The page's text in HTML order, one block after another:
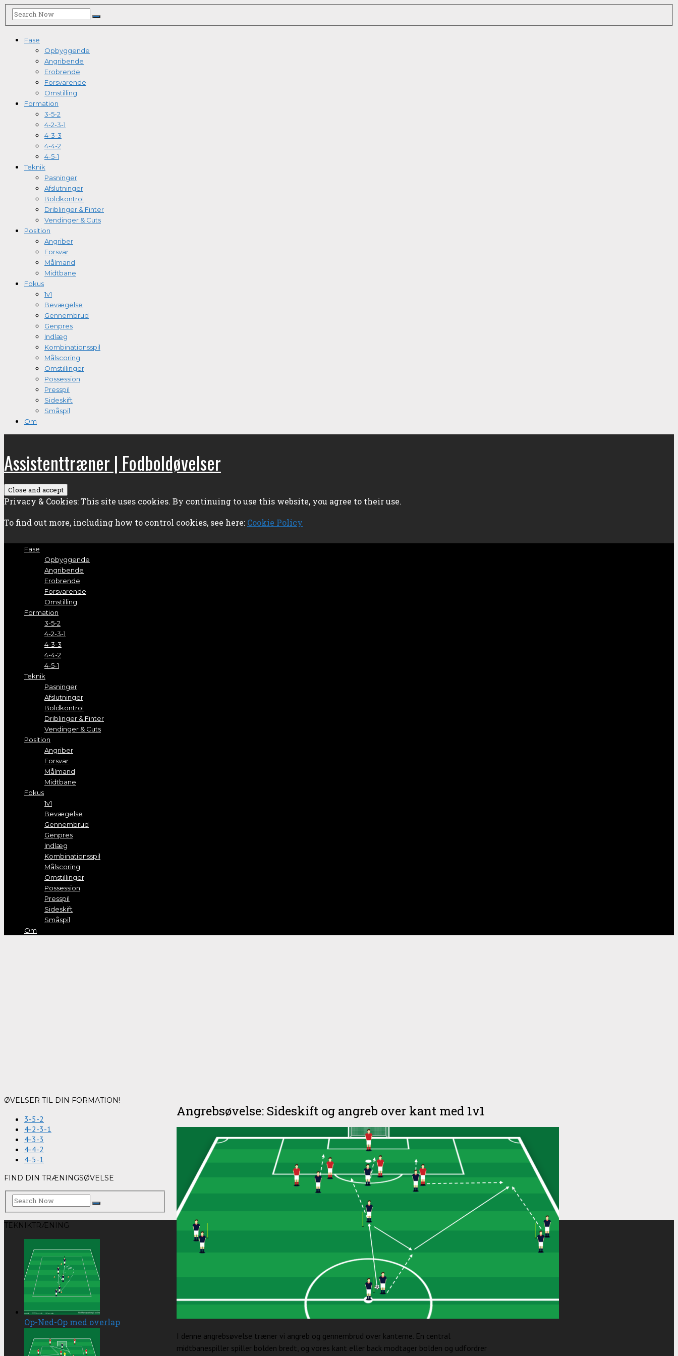
Fase
Opbyggende
Angribende
Erobrende
Forsvarende
Omstilling
Formation
3-5-2
4-2-3-1
4-3-3
4-4-2
4-5-1
Teknik
Pasninger
Afslutninger
Boldkontrol
Driblinger & Finter
Vendinger & Cuts
Position
Angriber
Forsvar
Målmand
Midtbane
Fokus
1v1
Bevægelse
Gennembrud
Genpres
Indlæg
Kombinationsspil
Målscoring
Omstillinger
Possession
Presspil
Sideskift
Småspil
Om
Assistenttræner | Fodboldøvelser
Privacy & Cookies: This site uses cookies. By continuing to use this website, you agree to their use.
To find out more, including how to control cookies, see here: Cookie Policy
Fase
Opbyggende
Angribende
Erobrende
Forsvarende
Omstilling
Formation
3-5-2
4-2-3-1
4-3-3
4-4-2
4-5-1
Teknik
Pasninger
Afslutninger
Boldkontrol
Driblinger & Finter
Vendinger & Cuts
Position
Angriber
Forsvar
Målmand
Midtbane
Fokus
1v1
Bevægelse
Gennembrud
Genpres
Indlæg
Kombinationsspil
Målscoring
Omstillinger
Possession
Presspil
Sideskift
Småspil
Om
Angrebsøvelse: Sideskift og angreb over kant med 1v1
I denne angrebsøvelse træner vi angreb og gennembrud over kanterne. En central
midtbanespiller spiller bolden bredt, og vores kant eller back modtager bolden og udfordrer
ØVELSER TIL DIN FORMATION!
3-5-2
4-2-3-1
4-3-3
4-4-2
4-5-1
FIND DIN TRÆNINGSØVELSE
TEKNIKTRÆNING
Op-Ned-Op med overlap